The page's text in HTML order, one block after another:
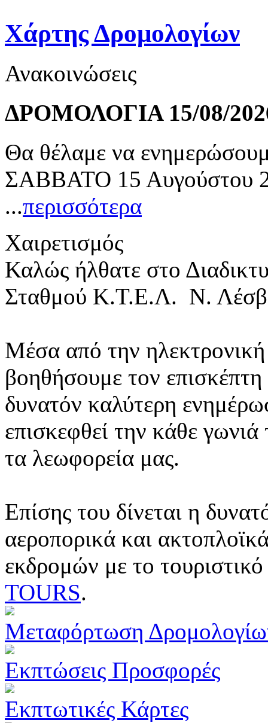
Χάρτης Δρομολογίων
Ανακοινώσεις
ΔΡΟΜΟΛΟΓΙΑ 15/08/
Θα θέλαμε να
ΣΑΒΒΑΤΟ 15 Αυγούστου
...περισσότερα
Χαιρετισμός
Καλώς ήλθατε στο
Σταθμού Κ.Τ.Ε.Λ. Ν.
Μέσα από την ηλεκτρονική
βοηθήσουμε τον
δυνατόν καλύτερη
επισκεφθεί την κάθε
τα λεωφορεία μας.
Επίσης του δίνεται η
αεροπορικά και
εκδρομών με το
TOURS.
Μεταφόρτωση
Εκπτώσεις Προσφορές
Εκπτωτικές Κάρτες